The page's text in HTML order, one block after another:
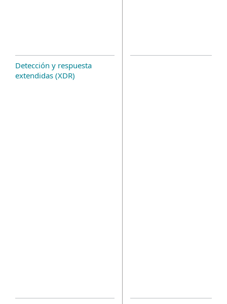
Detección y respuesta
extendidas (XDR)